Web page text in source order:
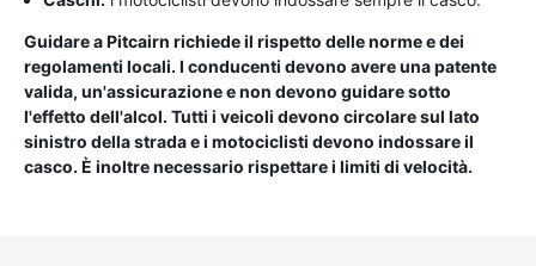
Guidare a Pitcairn richiede il rispetto delle norme e dei
regolamenti locali. I conducenti devono avere una patente
valida, un'assicurazione e non devono guidare sotto
l'effetto dell'alcol. Tutti i veicoli devono circolare sul lato
sinistro della strada e i motociclisti devono indossare il
casco. È inoltre necessario rispettare i limiti di velocità.